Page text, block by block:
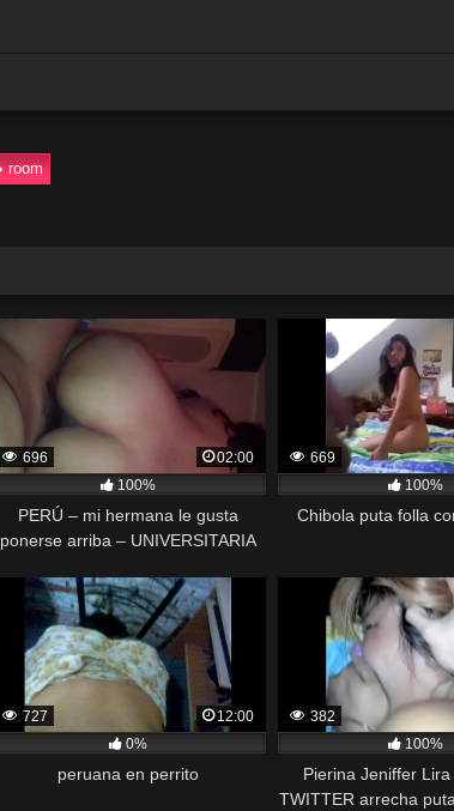
room
696
02:00
100%
PERÚ – mi hermana le gusta
ponerse arriba – UNIVERSITARIA
669
100%
Chibola puta folla
727
12:00
0%
peruana en perrito
382
100%
Pierina Jeniffer Lira
TWITTER arrecha